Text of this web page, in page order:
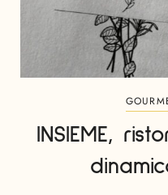
INSIEME,